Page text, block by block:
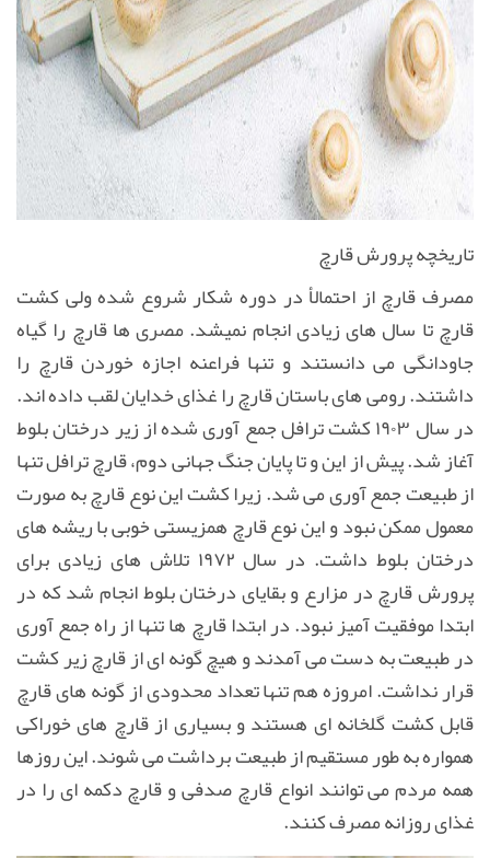
تاریخچه پرورش قارچ
مصرف قارچ از احتمالأ در دوره شکار شروع شده ولی کشت
قارچ تا سال های زیادی انجام نمیشد. مصری ها قارچ را گیاه
جاودانگی می دانستند و تنها فراعنه اجازه خوردن قارچ را
داشتند. رومی های باستان قارچ را غذای خدایان لقب داده اند.
در سال ۱۹۰۳ کشت ترافل جمع آوری شده از زیر درختان بلوط
آغاز شد. پیش از این و تا پایان جنگ جهانی دوم، قارچ ترافل تنها
از طبیعت جمع آوری می شد. زیرا کشت این نوع قارچ به صورت
معمول ممکن نبود و این نوع قارچ همزیستی خوبی با ریشه های
درختان بلوط داشت. در سال ۱۹۷۲ تلاش های زیادی برای
پرورش قارچ در مزارع و بقایای درختان بلوط انجام شد که در
ابتدا موفقیت آمیز نبود.در ابتدا قارچ ها تنها از راه جمع آوری
در طبیعت به دست می آمدند و هیچ گونه ای از قارچ زیر کشت
قرار نداشت. امروزه هم تنها تعداد محدودی از گونه های قارچ
قابل کشت گلخانه ای هستند و بسیاری از قارچ های خوراکی
همواره به طور مستقیم از طبیعت برداشت می شوند.این روزها
همه مردم می توانند انواع قارچ صدفی و قارچ دکمه ای را در
غذای روزانه مصرف کنند.